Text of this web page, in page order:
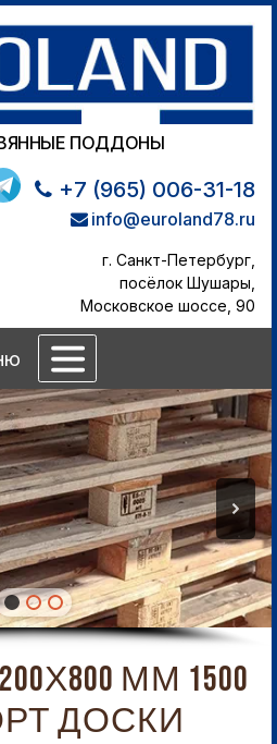
ПОДДОНЫ
+7 (965) 006-31-18
info@euroland78.ru
г. Санкт-Петербург,
посёлок Шушары,
Московское шоссе, 90
ММ 1500
ДОСКИ